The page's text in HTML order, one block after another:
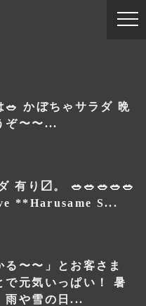
🥗 かぼちゃサラダ 晩
ぞ〜〜...
有り〼。 🥗🥗🥗🥗🥗
**Harusame S...
る〜〜」とお客さま
で元気いっぱい！ 暑
雨や雪の日...